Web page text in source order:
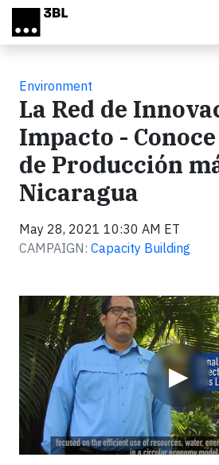
Skip to main content
Environment
La Red de
Impacto -
de Producción
Nicaragua
May 28, 2021 10:30 AM ET
CAMPAIGN: Capacity Building
▶
Video